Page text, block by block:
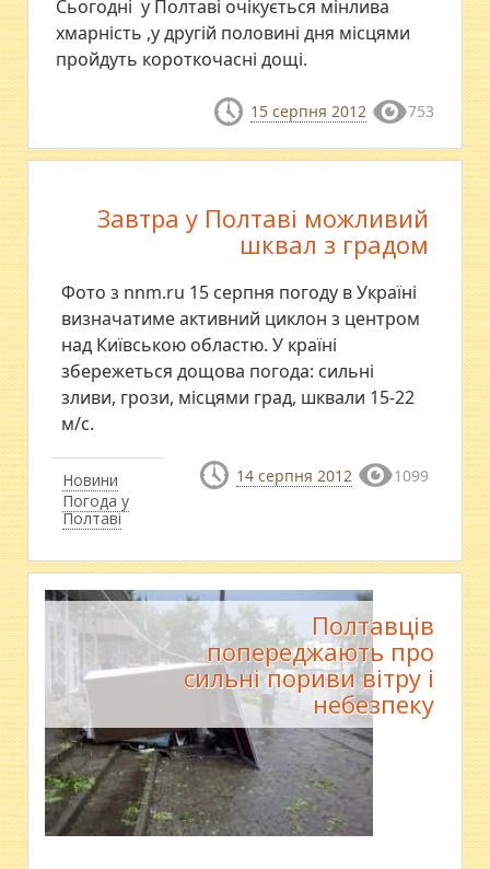
Сьогодні у Полтаві очікується мінлива
хмарність ,у другій половині дня місцями
пройдуть короткочасні дощі.
15 серпня 2012 753
Новини
Погода у
Полтаві
Завтра у Полтаві можливий
шквал з градом
Фото з nnm.ru 15 серпня погоду в Україні
визначатиме активний циклон з центром
над Київською областю. У країні
збережеться дощова погода: сильні
зливи, грози, місцями град, шквали 15-22
м/c.
14 серпня 2012 1099
Полтавців
попереджають про
сильні пориви вітру і
небезпеку